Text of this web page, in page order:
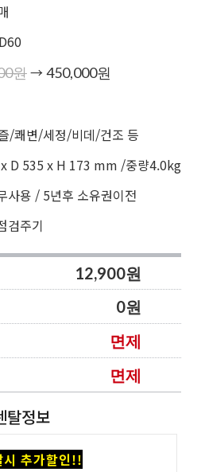
원→450,000원
/쾌변/세정/비데/건조 등
D 535 x H 173 mm /중량4.0kg
사용 / 5년후 소유권이전
검주기
12,900원
0원
면제
면제
탈정보
추가할인!!